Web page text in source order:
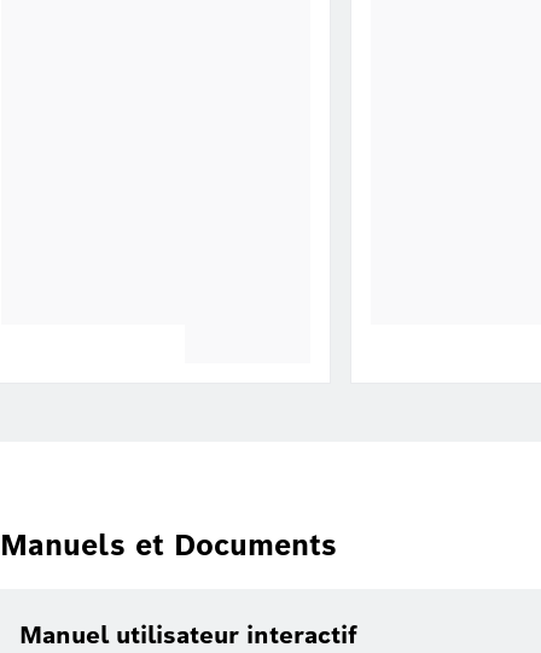
Manuels et Documents
Manuel utilisateur interactif